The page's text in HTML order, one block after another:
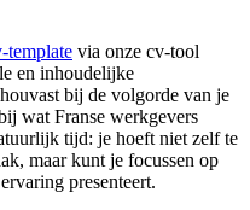
template via onze cv-tool
en inhoudelijke
bij de volgorde van je
wat Franse werkgevers
tijd: je hoeft niet zelf te
maar kunt je focussen op
presenteert.